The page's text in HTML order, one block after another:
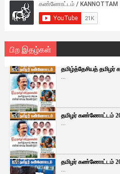
பிற இதழ்கள்
தமிழ்த்தேசியத்
...
தமிழர் கண்ணோட்டம்
...
தமிழர் கண்ணோட்டம்
...